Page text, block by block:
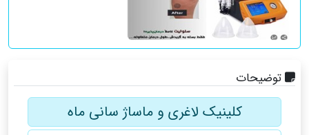
توضیحات
کلینیک لاغری و ماساژ سانی ماه